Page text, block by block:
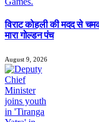
विराट कोहली की मदद से
मारा गोल्डन पंच
August 9, 2026